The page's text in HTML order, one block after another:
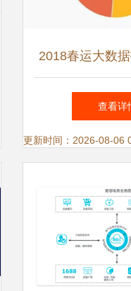
2018春运大数
服务如何重
查看详
更新时间：2026-08-06